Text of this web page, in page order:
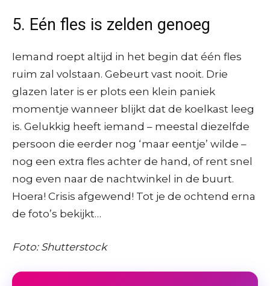
5. Eén fles is zelden genoeg
Iemand roept altijd in het begin dat één fles
ruim zal volstaan. Gebeurt vast nooit. Drie
glazen later is er plots een klein paniek
momentje wanneer blijkt dat de koelkast leeg
is. Gelukkig heeft iemand – meestal diezelfde
persoon die eerder nog ‘maar eentje’ wilde –
nog een extra fles achter de hand, of rent snel
nog even naar de nachtwinkel in de buurt.
Hoera! Crisis afgewend! Tot je de ochtend erna
de foto’s bekijkt…
Foto: Shutterstock